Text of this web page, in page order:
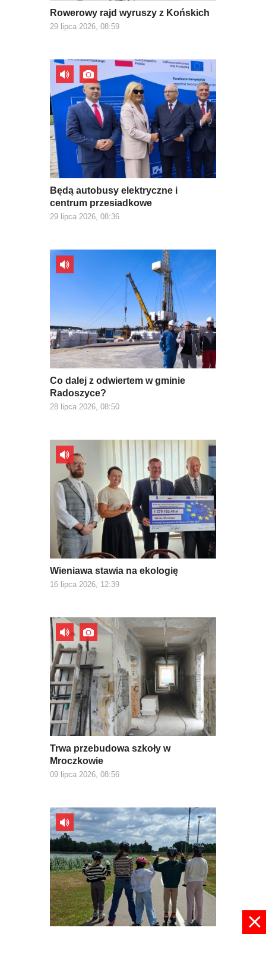
Rowerowy rajd wyruszy z Końskich
29 lipca 2026, 08:59
Będą autobusy elektryczne i
centrum przesiadkowe
29 lipca 2026, 08:36
Co dalej z odwiertem w gminie
Radoszyce?
28 lipca 2026, 08:50
Wieniawa stawia na ekologię
16 lipca 2026, 12:39
Trwa przebudowa szkoły w
Mroczkowie
09 lipca 2026, 08:56